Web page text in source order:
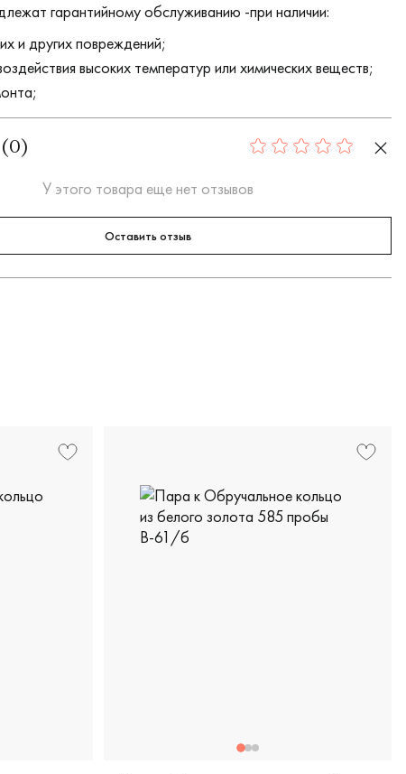
гарантийному обслуживанию -при наличии:
и других повреждений;
высоких температур или химических веществ;
( 0 ) 0
У этого товара еще нет отзывов
Оставить отзыв